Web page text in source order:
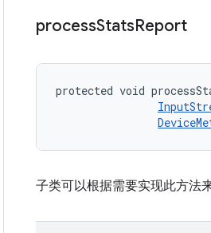
processStatsReport
protected void
子类可以根据需要实现此方法